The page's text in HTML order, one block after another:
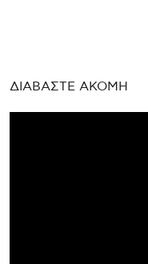
ΔΙΑΒΑΣΤΕ ΑΚΟΜΗ